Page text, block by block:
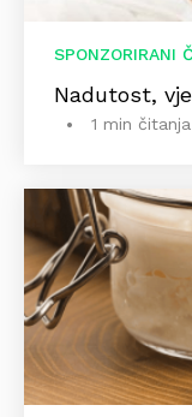
SPONZORIRANI
Nadutost,
1 min čitanja